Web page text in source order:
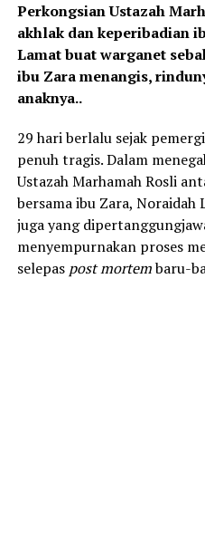
Perkongsian Ustazah
akhlak dan keperibadian
Lamat buat warganet
ibu Zara menangis,
anaknya..
29 hari berlalu sejak
penuh tragis. Dalam
Ustazah Marhamah Rosli
bersama ibu Zara, Noraidah
juga yang
menyempurnakan proses
selepas post mortembaru-